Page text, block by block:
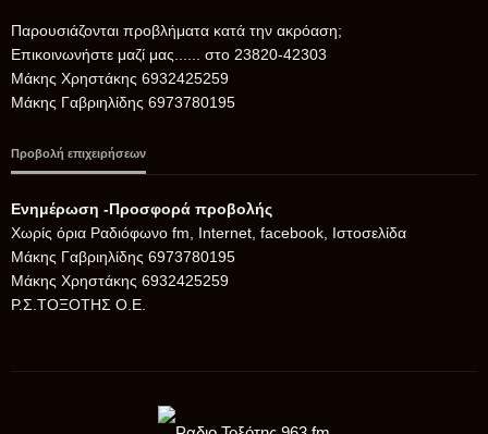
Παρουσιάζονται προβλήματα κατά την ακρόαση;
Επικοινωνήστε μαζί μας...... στο 23820-42303
Μάκης Χρηστάκης 6932425259
Μάκης Γαβριηλίδης 6973780195
Προβολή επιχειρήσεων
Ενημέρωση -Προσφορά προβολής
Xωρίς όρια Ραδιόφωνο fm, Internet, facebook, Ιστοσελίδα
Μάκης Γαβριηλίδης 6973780195
Μάκης Χρηστάκης 6932425259
Ρ.Σ.ΤΟΞΟΤΗΣ Ο.Ε.